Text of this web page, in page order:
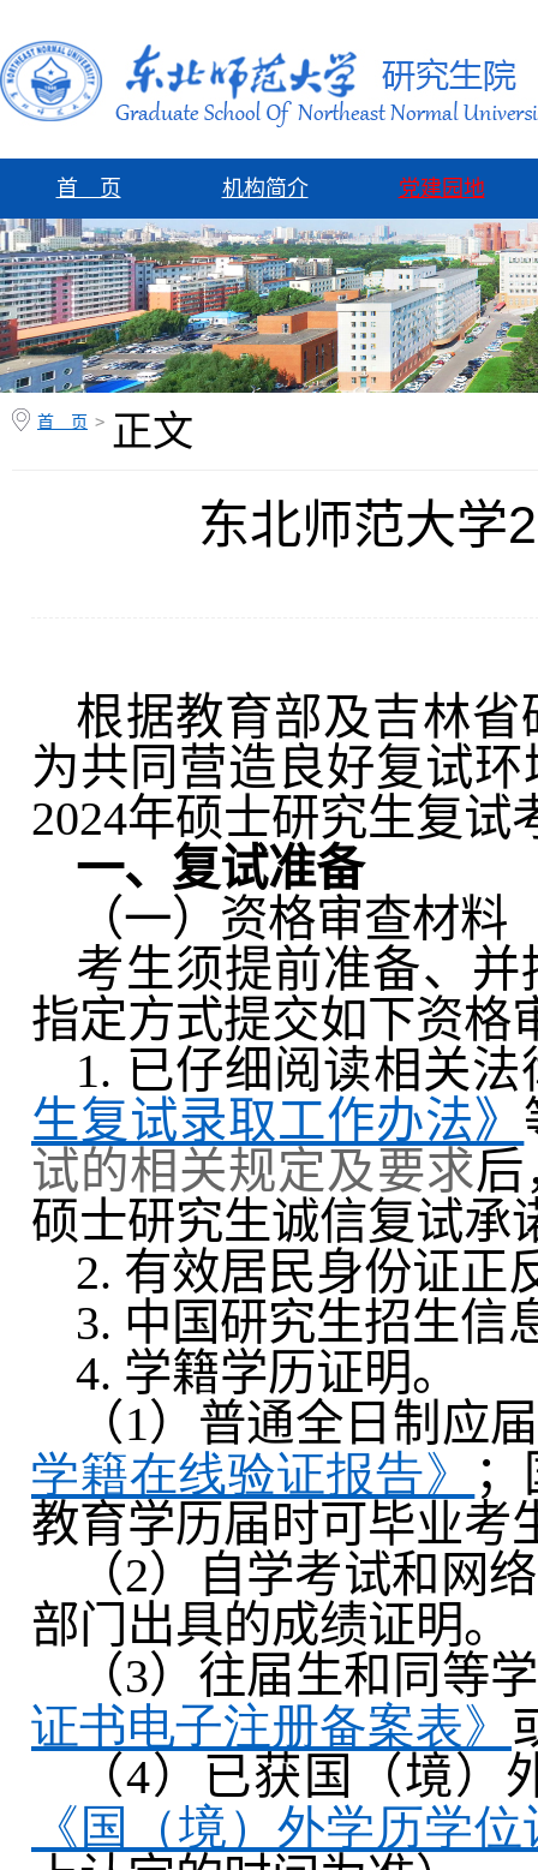
首 页 机构简介 党建园地
首 页 > 正文
东北师范大学
根据教育部及吉林
为共同营造良好复试
2024年硕士研究生复试
一、复试准备
（一）资格审查材料
考生须提前准备、并
指定方式提交如下资格
1. 已仔细阅读相关法
生复试录取工作办法》
试的相关规定及要求后
硕士研究生诚信复试承
2. 有效居民身份证正
3. 中国研究生招生信
4. 学籍学历证明。
（1）普通全日制应
学籍在线验证报告》
教育学历届时可毕业考
（2）自学考试和网
部门出具的成绩证明。
（3）往届生和同等
证书电子注册备案表》
（4）已获国（境）
《国（境）外学历学